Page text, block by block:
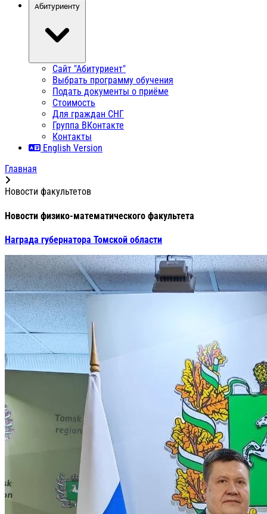
Абитуриенту
Сайт "Абитуриент"
Выбрать программу обучения
Подать документы о приёме
Стоимость
Для граждан СНГ
Группа ВКонтакте
Контакты
English Version
Главная
Новости факультетов
Новости физико-математического факультета
Награда губернатора Томской области